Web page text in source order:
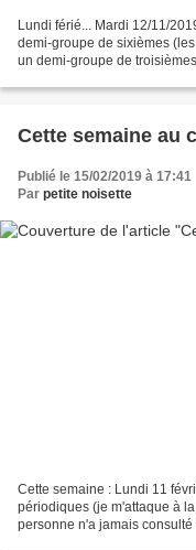
Lundi férié... Mardi 12/11/
demi-groupe de sixièmes
un demi-groupe de
Cette semaine au
Publié le 15/02/2019 à 17:41
Par petite noisette
Cette semaine : Lundi 11
périodiques (je m'attaque à
personne n'a jamais consulté